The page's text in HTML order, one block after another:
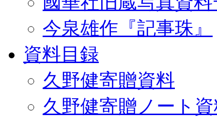
今泉雄作『記事珠』
資料目録
久野健寄贈資料
久野健寄贈ノート